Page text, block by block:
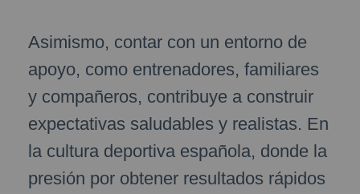
Asimismo, contar con un entorno de
apoyo, como entrenadores, familiares
y compañeros, contribuye a construir
expectativas saludables y realistas. En
la cultura deportiva española, donde la
presión por obtener resultados rápidos